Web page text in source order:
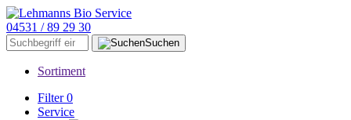
04531 / 89 29 30
Suchen
Sortiment
Filter 0
Service